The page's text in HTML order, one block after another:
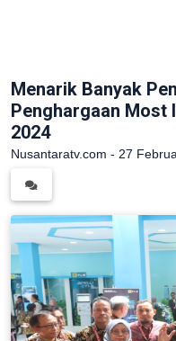
Menarik Banyak
Penghargaan Most
2024
Nusantaratv.com - 27